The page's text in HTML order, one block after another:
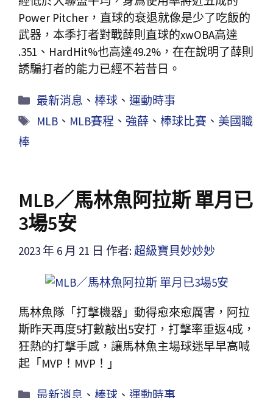
Power Pitcher，直球的衰退就像是少了吃飯的
武器，本季打者對戰薛則直球的xwOBA高達
.351、HardHit%也高達49.2%，在在說明了薛則
誘騙打者的能力已經不若昔日。
最新消息 、棒球 、運動時事
MLB 、 MLB賽程 、 強薛 、棒球比賽 、 美國職
棒
MLB／馬林魚阿拉斯 單月已
3場5安
2023 年 6 月 21 日 作者: 超級寶貝妙妙妙
馬林魚隊「打擊機器」動得愈來愈厲害，阿拉
斯昨天再度5打數敲出5安打，打擊率重返4成，
狂熱的打擊手感，讓馬林魚主場球迷早早高喊
起「MVP！MVP！」
最新消息 、棒球 、運動時事